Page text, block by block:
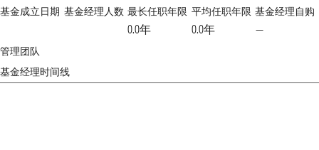
基金成立日期 基金经理人数 最长任职年限
0.0年
平均任职年限
0.0年
基金经理自购
—
管理团队
基金经理时间线